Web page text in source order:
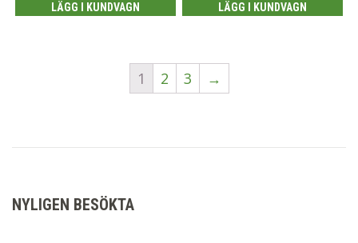
LÄGG I KUNDVAGN LÄGG I KUNDVAGN
1 2 3 →
NYLIGEN BESÖKTA